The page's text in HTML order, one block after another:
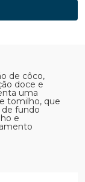
de côco,
doce e
uma
tomilho, que
de fundo
e